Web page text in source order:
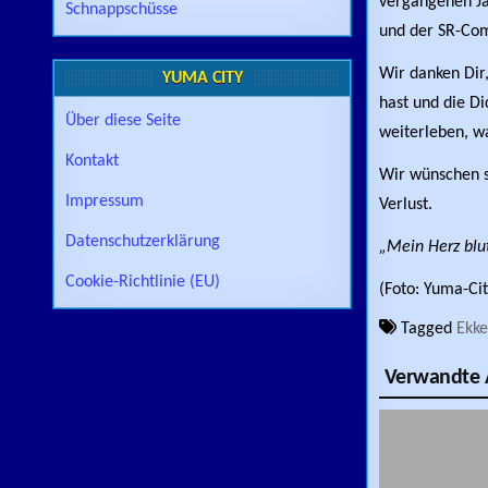
und der SR-
Wir danken
hast und die
weiterleben,
Wir wünschen
Verlust.
„Mein Herz
(Foto: Yuma-
Tagged
Verwandte
Schnappschüsse
YUMA CITY
Über diese Seite
Kontakt
Impressum
Datenschutzerklärung
Cookie-Richtlinie (EU)